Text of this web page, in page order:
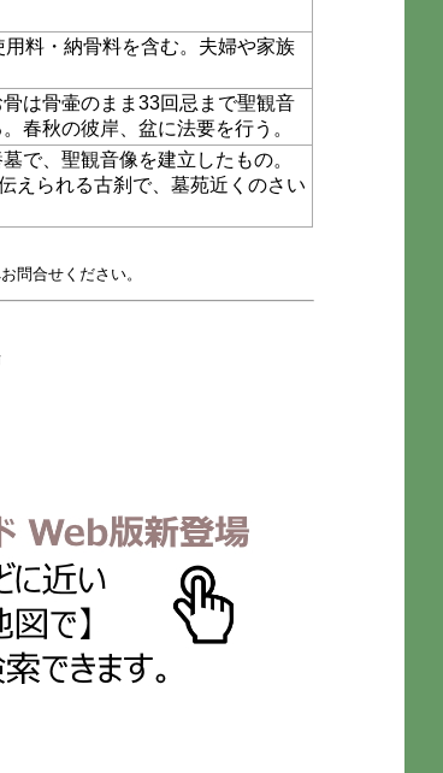
料・納骨料を含む。夫婦や家族
は骨壷のまま33回忌まで聖観音
春秋の彼岸、盆に法要を行う。
で、聖観音像を建立したもの。
えられる古刹で、墓苑近くのさい
問合せください。